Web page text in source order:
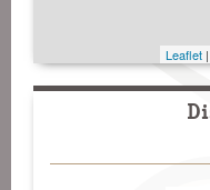
Leaflet